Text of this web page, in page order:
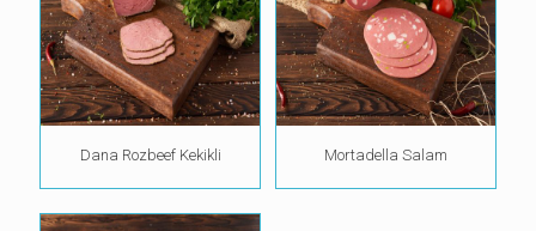
Dana Rozbeef Kekikli Mortadella Salam